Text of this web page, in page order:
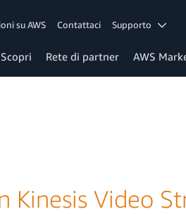
su AWS Contattaci Supporto
Scopri Rete di partner AWS
Kinesis Video